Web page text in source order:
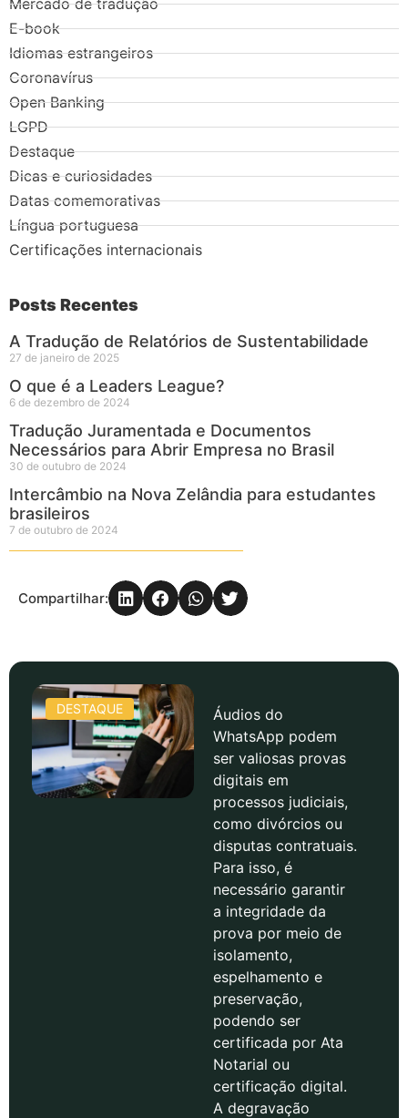
Mercado de tradução
E-book
Idiomas estrangeiros
Coronavírus
Open Banking
LGPD
Destaque
Dicas e curiosidades
Datas comemorativas
Língua portuguesa
Certificações internacionais
Posts Recentes
A Tradução de Relatórios de Sustentabilidade
27 de janeiro de 2025
O que é a Leaders League?
6 de dezembro de 2024
Tradução Juramentada e Documentos
Necessários para Abrir Empresa no Brasil
30 de outubro de 2024
Intercâmbio na Nova Zelândia para estudantes
brasileiros
7 de outubro de 2024
Compartilhar:
DESTAQUE
Áudios do
WhatsApp podem
ser valiosas provas
digitais em
processos judiciais,
como divórcios ou
disputas contratuais.
Para isso, é
necessário garantir
a integridade da
prova por meio de
isolamento,
espelhamento e
preservação,
podendo ser
certificada por Ata
Notarial ou
certificação digital.
A degravação